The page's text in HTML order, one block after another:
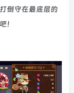
倒守在最底层的
！